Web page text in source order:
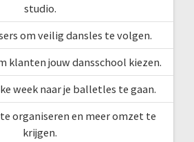
studio.
om veilig dansles te volgen.
klanten jouw dansschool kiezen.
week naar je balletles te gaan.
organiseren en meer omzet te
krijgen.